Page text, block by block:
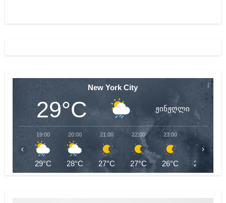
New York City
29°C ჟინჟღლი
19:00
29°C
20:00
28°C
21:00
27°C
22:00
27°C
23:00
26°C
00:00
26°C
‹ ›